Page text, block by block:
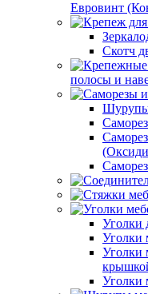
Евровинт
Скотч
полосы и
Шурупы
Уголки
Уголки
Уголки
Уголки